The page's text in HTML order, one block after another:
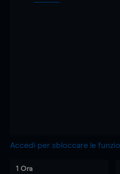
Accedi per sbloccare le
1 Ora